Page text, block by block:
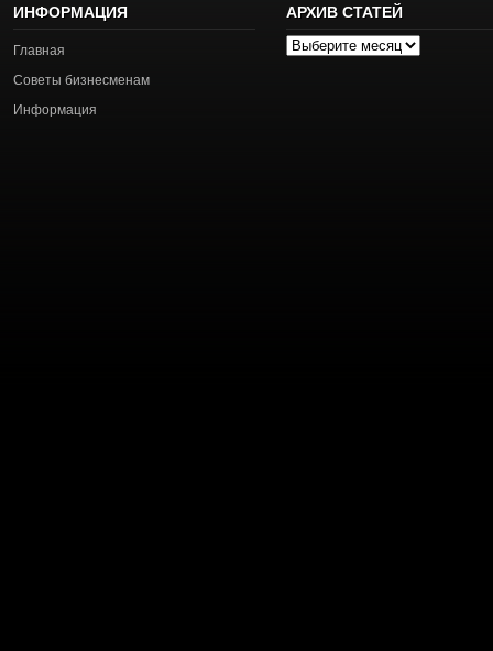
ИНФОРМАЦИЯ
Главная
Советы бизнесменам
Информация
АРХИВ СТАТЕЙ
Архив